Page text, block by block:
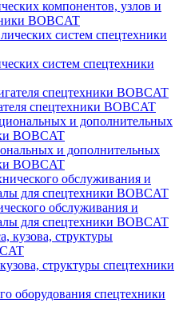
компонентов, узлов и
BOBCAT
систем спецтехники
спецтехники BOBCAT
и дополнительных
BOBCAT
обслуживания и
для спецтехники BOBCAT
структуры спецтехники